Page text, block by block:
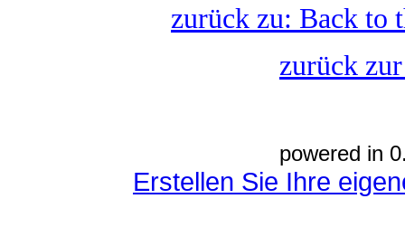
zurück zu: Back to
zurück
powered in
Erstellen Sie Ihre